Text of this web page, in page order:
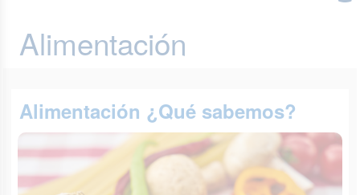
Alimentación
Alimentación ¿Qué sabemos?